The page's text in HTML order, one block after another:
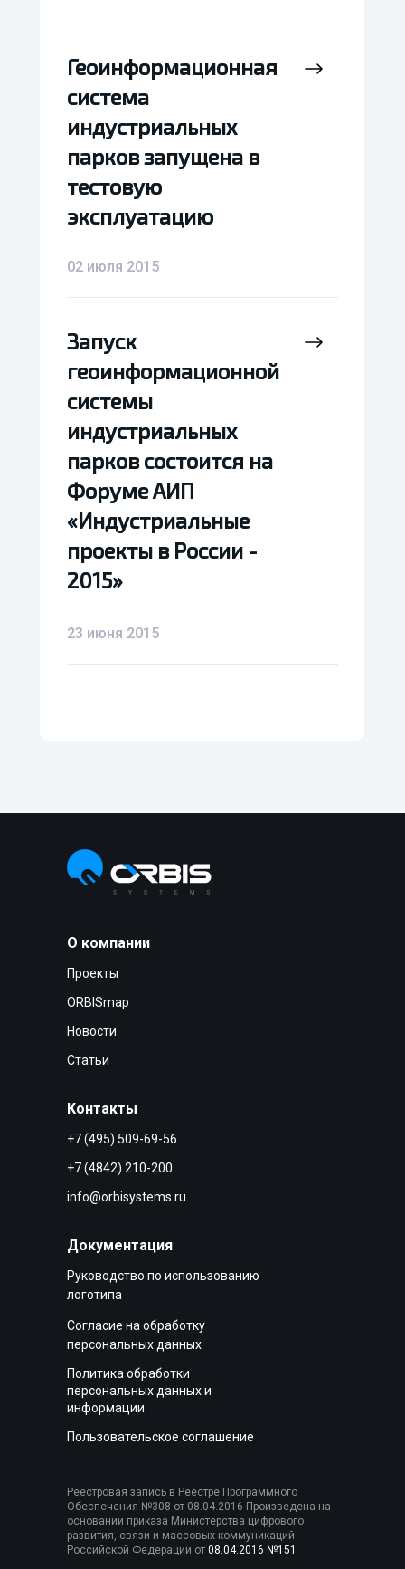
02 июля 2015
23 июня 2015
Геоинформационная
система
индустриальных
парков запущена в
тестовую
эксплуатацию
Геоинформационная
система
индустриальных
парков запущена в
тестовую
эксплуатацию
Запуск
геоинформационной
системы
индустриальных
парков состоится на
Форуме АИП
«Индустриальные
проекты в России -
2015»
Запуск
геоинформационной
системы
индустриальных
парков состоится на
Форуме АИП
«Индустриальные
проекты в России -
2015»
+7 (4842) 210-200
Реестровая запись в Реестре Программного
Обеспечения №308 от 08.04.2016 Произведена на
основании приказа Министерства цифрового
развития, связи и массовых коммуникаций
Российской Федерации от 08.04.2016 №151
Руководство по использованию
логотипа
Согласие на обработку
персональных данных
Пользовательское соглашение
Политика обработки
персональных данных и
информации
info@orbisystems.ru
Статьи
Новости
ORBISmap
Документация
О компании
Контакты
Проекты
+7 (495) 509-69-56